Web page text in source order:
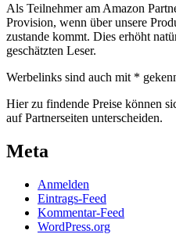
Als Teilnehmer am Amazon
Provision, wenn über unsere
zustande kommt. Dies erhöht
geschätzten Leser.
Werbelinks sind auch mit *
Hier zu findende Preise können
auf Partnerseiten unterscheiden.
Meta
Anmelden
Eintrags-Feed
Kommentar-Feed
WordPress.org